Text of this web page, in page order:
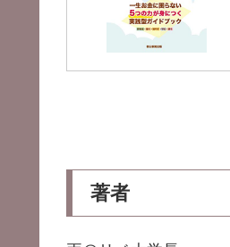
著者